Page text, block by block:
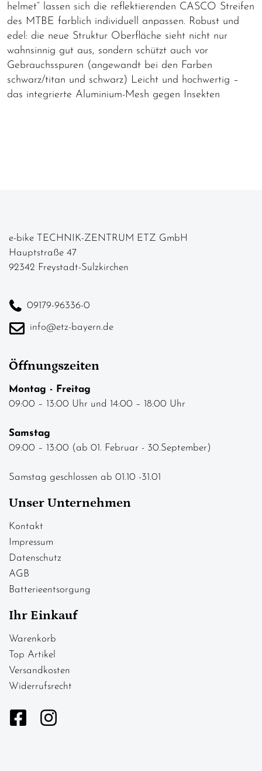
helmet“ lassen sich die reflektierenden CASCO Streifen
des MTBE farblich individuell anpassen. Robust und
edel: die neue Struktur Oberfläche sieht nicht nur
wahnsinnig gut aus, sondern schützt auch vor
Gebrauchsspuren (angewandt bei den Farben
schwarz/titan und schwarz) Leicht und hochwertig –
das integrierte Aluminium-Mesh gegen Insekten
e-bike TECHNIK-ZENTRUM ETZ GmbH
Hauptstraße 47
92342 Freystadt-Sulzkirchen
09179-96336-0
info@etz-bayern.de
Öffnungszeiten
Montag - Freitag
09:00 – 13:00 Uhr und 14:00 – 18:00 Uhr
Samstag
09:00 – 13:00 (ab 01. Februar - 30.September)
Samstag geschlossen ab 01.10 -31.01
Unser Unternehmen
Kontakt
Impressum
Datenschutz
AGB
Batterieentsorgung
Ihr Einkauf
Warenkorb
Top Artikel
Versandkosten
Widerrufsrecht